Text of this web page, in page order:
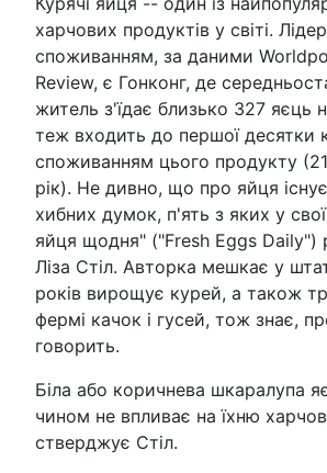
харчових продуктів у світі.
споживанням, за даними
Review, є Гонконг, де
житель з'їдає близько 327 яєць
теж входить до першої десятки
споживанням цього продукту
рік). Не дивно, що про яйця
хибних думок, п'ять з яких у
яйця щодня" ("Fresh Eggs Daily")
Ліза Стіл. Авторка мешкає у
років вирощує курей, а також
фермі качок і гусей, тож знає,
говорить.
Біла або коричнева шкаралупа
чином не впливає на їхню
стверджує Стіл.